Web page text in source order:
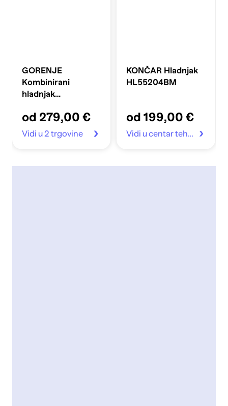
GORENJE
Kombinirani
hladnjak
od 279,00 €
Vidi u 2 trgovine
KONČAR Hladnjak
HL55204BM
od 199,00 €
Vidi u centar tehnike